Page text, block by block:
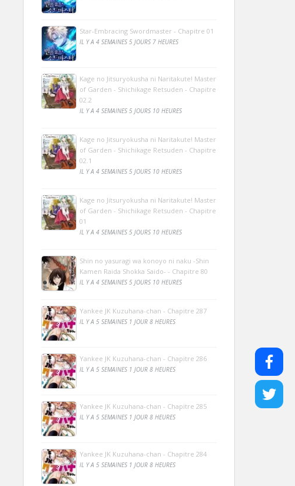
Star-Embracing Swordmaster - Chapitre 01
IL Y A 4 SEMAINES 5 JOURS 7 HEURES
Kage no Jitsuryokusha ni Naritakute! Master
of Garden - Shichikage Retsuden - Chapitre
02.2
IL Y A 4 SEMAINES 5 JOURS 10 HEURES
Kage no Jitsuryokusha ni Naritakute! Master
of Garden - Shichikage Retsuden - Chapitre
02.1
IL Y A 4 SEMAINES 5 JOURS 10 HEURES
Kage no Jitsuryokusha ni Naritakute! Master
of Garden - Shichikage Retsuden - Chapitre
01
IL Y A 4 SEMAINES 5 JOURS 10 HEURES
Shin no yasuragi wa konoyo ni naku -Shin
Kamen Raida Shokka Saido- - Chapitre 80
IL Y A 4 SEMAINES 5 JOURS 10 HEURES
Yankee JK Kuzuhana-chan - Chapitre 287
IL Y A 5 SEMAINES 1 JOUR 8 HEURES
Yankee JK Kuzuhana-chan - Chapitre 286
IL Y A 5 SEMAINES 1 JOUR 8 HEURES
Yankee JK Kuzuhana-chan - Chapitre 285
IL Y A 5 SEMAINES 1 JOUR 8 HEURES
Yankee JK Kuzuhana-chan - Chapitre 284
IL Y A 5 SEMAINES 1 JOUR 8 HEURES